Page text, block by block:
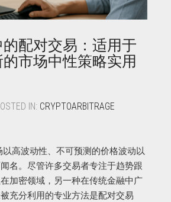
配对交易：适用于
市场中性策略实用
IN: CRYPTOARBITRAGE
高波动性、不可预测的价格波动以
名。尽管许多交易者专注于趋势跟
加密领域，另一种在传统金融中广
充分利用的专业方法是配对交易